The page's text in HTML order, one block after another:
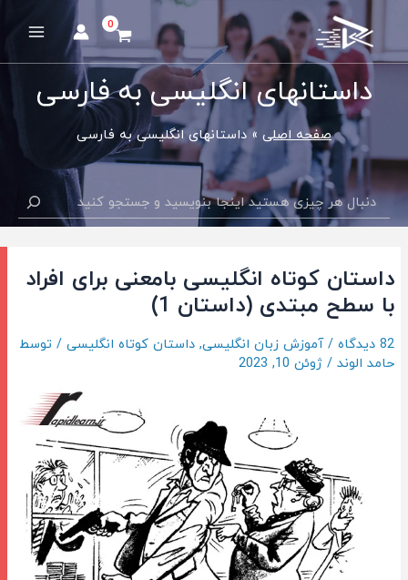
محتوا
داستانهای انگلیسی به فارسی
صفحه اصلی داستانهای انگلیسی به فارسی
جستجو
داستان کوتاه انگلیسی بامعنی برای افراد
با سطح مبتدی (داستان 1)
82 دیدگاه /آموزش زبان انگلیسی,داستان کوتاه انگلیسی / توسط
حامد الوند/ژوئن 10, 2023